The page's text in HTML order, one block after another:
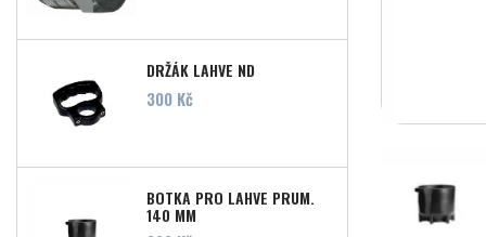
DRŽÁK LAHVE ND
Cena
300 Kč
BOTKA PRO LAHVE PRUM.
140 MM